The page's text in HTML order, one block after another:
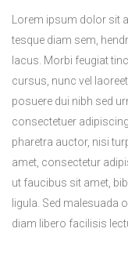
Lorem ipsum dolor sit
tesque diam sem,
lacus. Morbi feugiat
cursus, nunc vel
posuere dui nibh sed
consectetuer
pharetra auctor, nisi
amet, consectetur
ut faucibus sit amet,
ligula. Sed malesuada
diam libero facilisis